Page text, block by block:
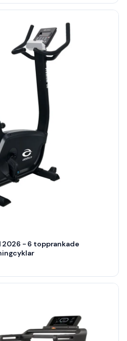
- 6 topprankade